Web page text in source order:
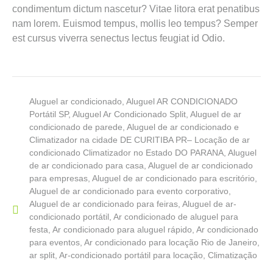
condimentum dictum nascetur? Vitae litora erat penatibus
nam lorem. Euismod tempus, mollis leo tempus? Semper
est cursus viverra senectus lectus feugiat id Odio.
Aluguel ar condicionado Aluguel AR CONDICIONADO
Portátil SP, Aluguel Ar Condicionado Split Aluguel de ar
condicionado de parede Aluguel de ar condicionado e
Climatizador na cidade DE CURITIBA PR– Locação de ar
condicionado Climatizador no Estado DO PARANA Aluguel
de ar condicionado para casa Aluguel de ar condicionado
para empresas Aluguel de ar condicionado para escritório
Aluguel de ar condicionado para evento corporativo
Aluguel de ar condicionado para feiras Aluguel de ar-
condicionado portátil Ar condicionado de aluguel para
festa Ar condicionado para aluguel rápido Ar condicionado
para eventos Ar condicionado para locação Rio de Janeiro
ar split Ar-condicionado portátil para locação Climatização